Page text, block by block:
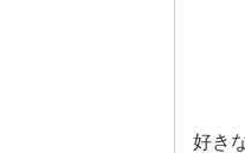
好き